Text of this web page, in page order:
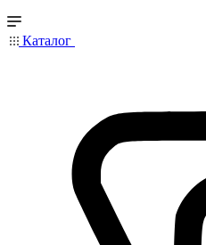
Каталог